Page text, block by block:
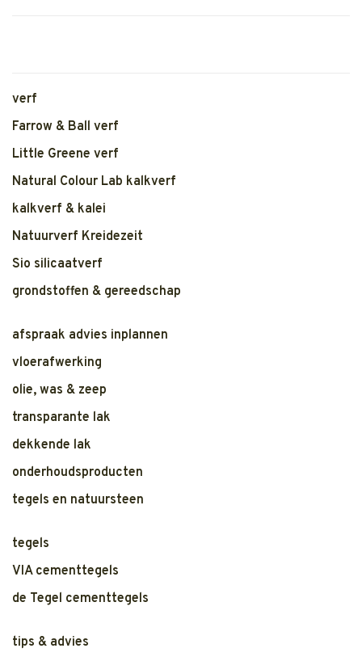
verf
Farrow & Ball verf
Little Greene verf
Natural Colour Lab kalkverf
kalkverf & kalei
Natuurverf Kreidezeit
Sio silicaatverf
grondstoffen & gereedschap
afspraak advies inplannen
vloerafwerking
olie, was & zeep
transparante lak
dekkende lak
onderhoudsproducten
tegels en natuursteen
tegels
VIA cementtegels
de Tegel cementtegels
tips & advies